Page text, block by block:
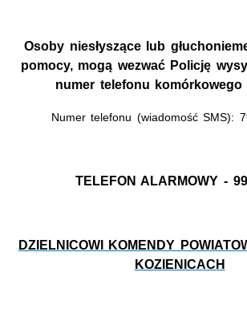
Osoby niesłyszące lub
pomocy, mogą wezwać Policję
numer telefonu
Numer telefonu (wiadomość SMS):
TELEFON ALARMOWY -
DZIELNICOWI KOMENDY
KOZIENICACH